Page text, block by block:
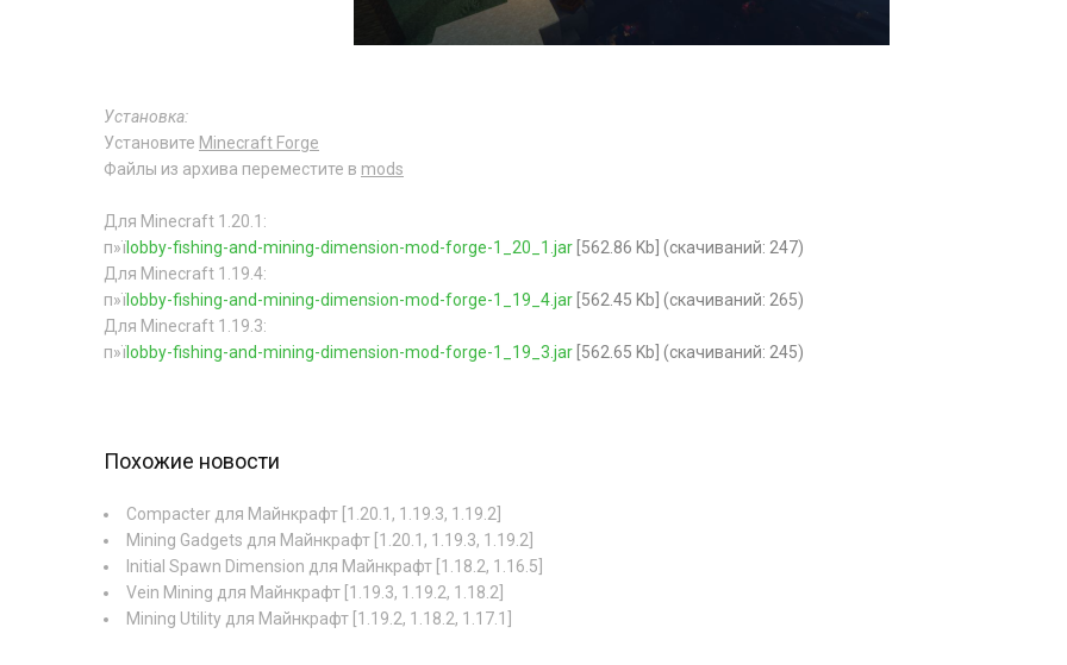
Установка:
Установите Minecraft Forge
Файлы из архива переместите в mods
Для Minecraft 1.20.1:
п»їlobby-fishing-and-mining-dimension-mod-forge-1_20_1.jar [562.86 Kb] (cкачиваний: 247)
Для Minecraft 1.19.4:
п»їlobby-fishing-and-mining-dimension-mod-forge-1_19_4.jar [562.45 Kb] (cкачиваний: 265)
Для Minecraft 1.19.3:
п»їlobby-fishing-and-mining-dimension-mod-forge-1_19_3.jar [562.65 Kb] (cкачиваний: 245)
Похожие новости
Compacter для Майнкрафт [1.20.1, 1.19.3, 1.19.2]
Mining Gadgets для Майнкрафт [1.20.1, 1.19.3, 1.19.2]
Initial Spawn Dimension для Майнкрафт [1.18.2, 1.16.5]
Vein Mining для Майнкрафт [1.19.3, 1.19.2, 1.18.2]
Mining Utility для Майнкрафт [1.19.2, 1.18.2, 1.17.1]